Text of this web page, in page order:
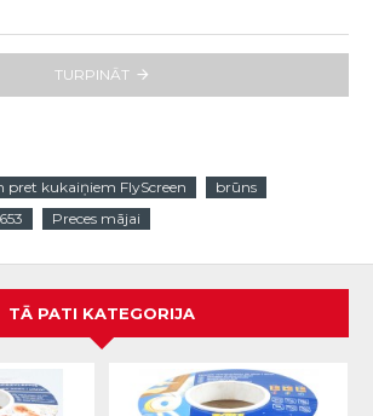
TURPINĀT
pret kukaiņiem FlyScreen
brūns
Preces mājai
TĀ PATI KATEGORIJA